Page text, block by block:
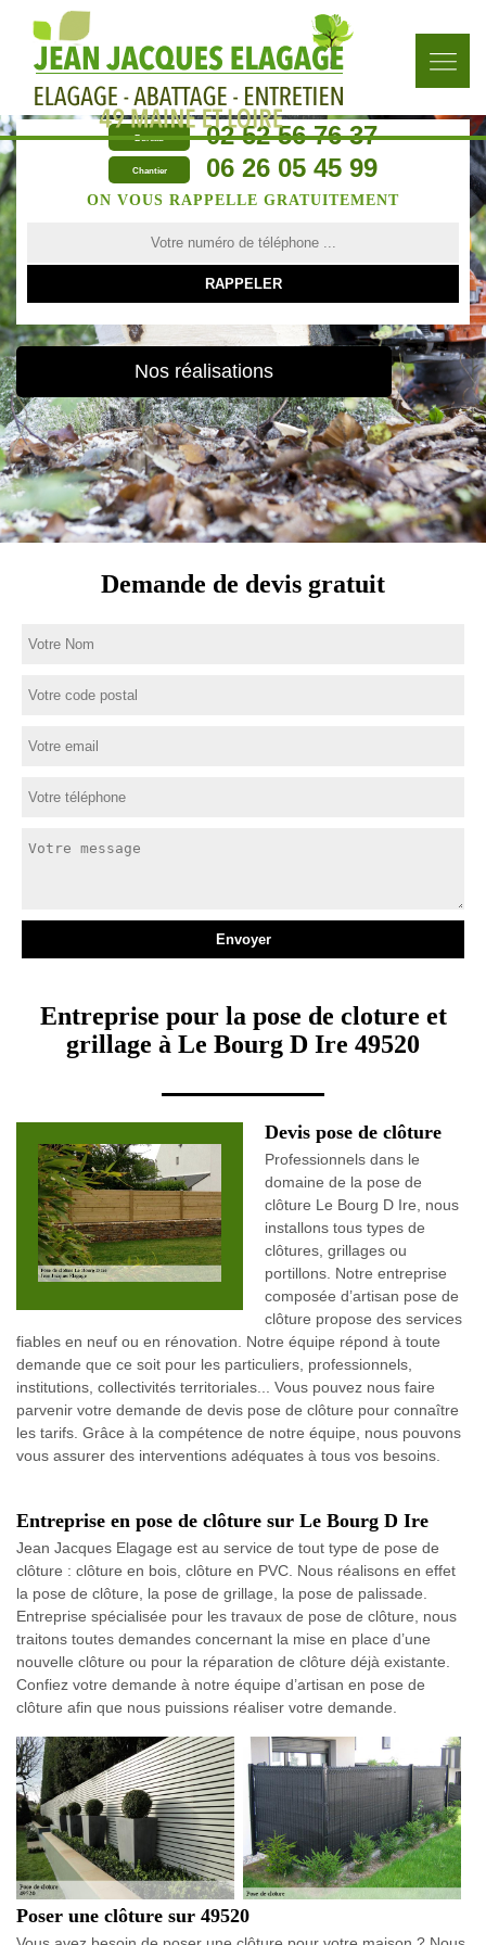
Bureau 02 52 56 76 37
Chantier 06 26 05 45 99
ON VOUS RAPPELLE GRATUITEMENT
Nos réalisations
Demande de devis gratuit
Entreprise pour la pose de cloture et
grillage à Le Bourg D Ire 49520
Devis pose de clôture
Professionnels dans le
domaine de la pose de
clôture Le Bourg D Ire, nous
installons tous types de
clôtures, grillages ou
portillons. Notre entreprise
composée d’artisan pose de
clôture propose des services
fiables en neuf ou en rénovation. Notre équipe répond à toute
demande que ce soit pour les particuliers, professionnels,
institutions, collectivités territoriales... Vous pouvez nous faire
parvenir votre demande de devis pose de clôture pour connaître
les tarifs. Grâce à la compétence de notre équipe, nous pouvons
vous assurer des interventions adéquates à tous vos besoins.
Entreprise en pose de clôture sur Le Bourg D Ire
Jean Jacques Elagage est au service de tout type de pose de
clôture : clôture en bois, clôture en PVC. Nous réalisons en effet
la pose de clôture, la pose de grillage, la pose de palissade.
Entreprise spécialisée pour les travaux de pose de clôture, nous
traitons toutes demandes concernant la mise en place d’une
nouvelle clôture ou pour la réparation de clôture déjà existante.
Confiez votre demande à notre équipe d’artisan en pose de
clôture afin que nous puissions réaliser votre demande.
Poser une clôture sur 49520